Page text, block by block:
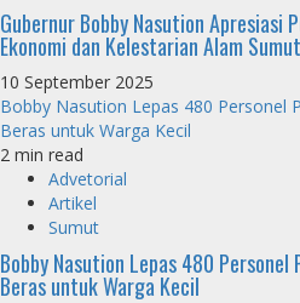
Gubernur Bobby Nasution Apresiasi
Ekonomi dan Kelestarian Alam Sumut
10 September 2025
Bobby Nasution Lepas 480 Personel
Beras untuk Warga Kecil
2 min read
Advetorial
Artikel
Sumut
Bobby Nasution Lepas 480
Beras untuk Warga Kecil